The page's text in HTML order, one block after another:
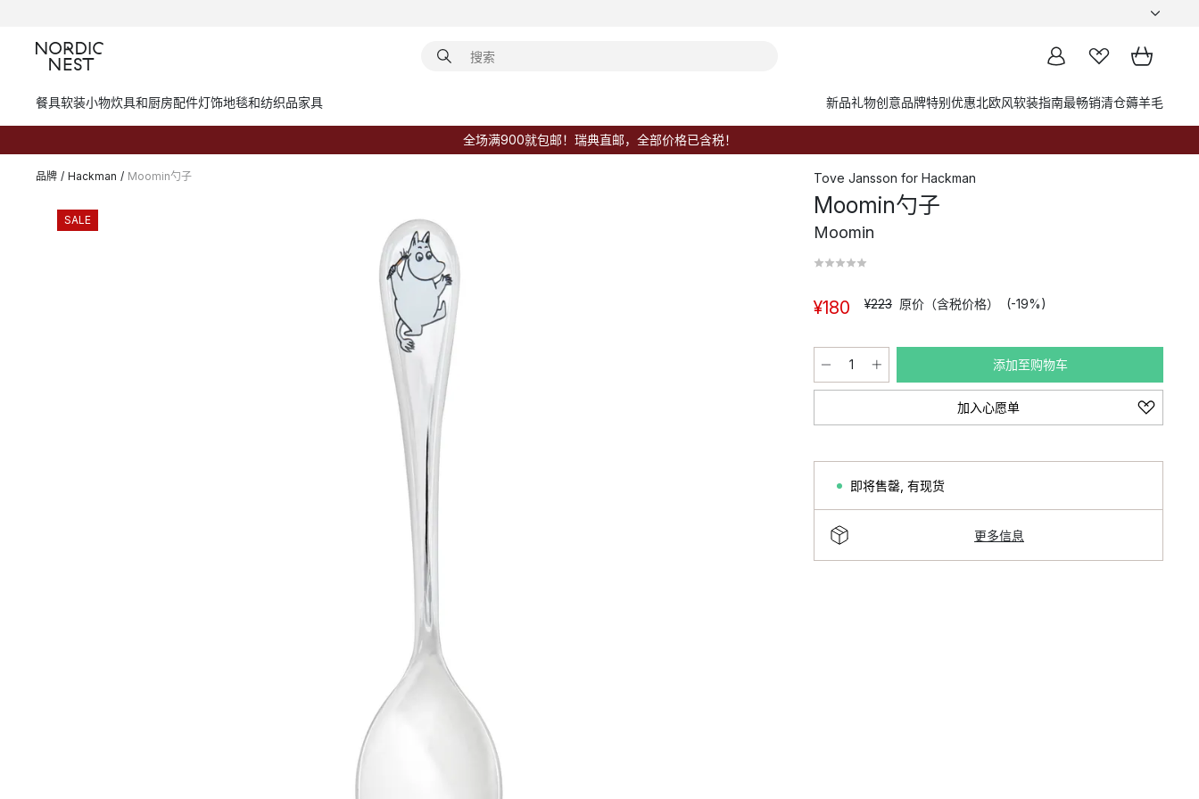
餐具软装小物炊具和厨房配件灯饰地毯和纺织品家具 新品礼物创意品牌特别优惠北欧风软装指南最畅销清仓薅羊毛
全场满900就包邮！瑞典直邮，全部价格已含税！
品牌 / Hackman / Moomin勺子
SALE
Tove Jansson for Hackman
Moomin勺子
Moomin
¥180 ¥223 原价（含税价格） (-19%)
添加至购物车
加入心愿单
即将售罄 有现货
更多信息